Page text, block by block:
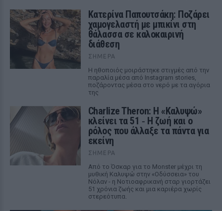
Κατερίνα Παπουτσάκη: Ποζάρει
χαμογελαστή με μπικίνι στη
θάλασσα σε καλοκαιρινή
διάθεση
ΣΉΜΕΡΑ
Η ηθοποιός μοιράστηκε στιγμές από την
παραλία μέσα από Instagram stories,
ποζάροντας μέσα στο νερό με τα αγόρια
της
Charlize Theron: Η «Καλυψώ»
κλείνει τα 51 ‑ H ζωή και ο
ρόλος που άλλαξε τα πάντα για
εκείνη
ΣΉΜΕΡΑ
Από το Όσκαρ για το Monster μέχρι τη
μυθική Καλυψώ στην «Οδύσσεια» του
Νόλαν - η Νοτιοαφρικανή σταρ γιορτάζει
51 χρόνια ζωής και μια καριέρα χωρίς
στερεότυπα.